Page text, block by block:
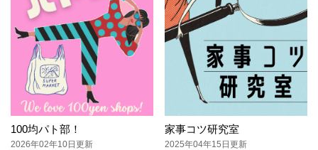
100均パト部！
2026年02年10日更新
家事コツ研究室
2025年04年15日更新